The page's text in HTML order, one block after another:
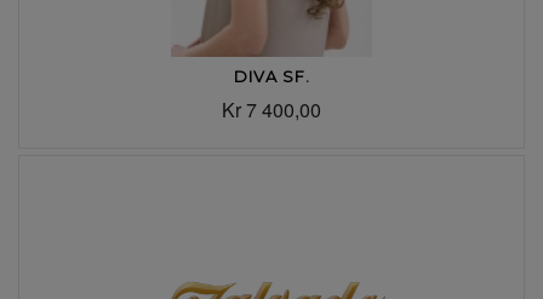
DIVA SF.
Kr 7 400,00